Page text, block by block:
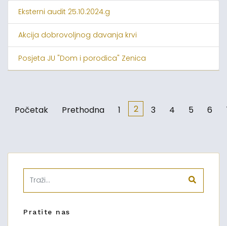
Eksterni audit 25.10.2024.g
Akcija dobrovoljnog davanja krvi
Posjeta JU "Dom i porodica" Zenica
Početak Prethodna 1 2 3 4 5 6
Pratite nas